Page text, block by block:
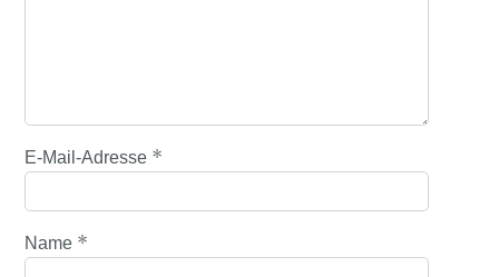
E-Mail-Adresse *
Name *